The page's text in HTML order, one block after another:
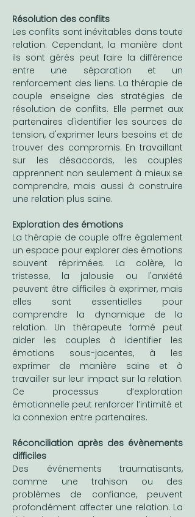
Résolution des conflits
Les conflits sont inévitables dans toute
relation. Cependant, la manière dont
ils sont gérés peut faire la différence
entre une séparation et un
renforcement des liens. La thérapie de
couple enseigne des stratégies de
résolution de conflits. Elle permet aux
partenaires d'identifier les sources de
tension, d'exprimer leurs besoins et de
trouver des compromis. En travaillant
sur les désaccords, les couples
apprennent non seulement à mieux se
comprendre, mais aussi à construire
une relation plus saine.
Exploration des émotions
La thérapie de couple offre également
un espace pour explorer des émotions
souvent réprimées. La colère, la
tristesse, la jalousie ou l'anxiété
peuvent être difficiles à exprimer, mais
elles sont essentielles pour
comprendre la dynamique de la
relation. Un thérapeute formé peut
aider les couples à identifier les
émotions sous-jacentes, à les
exprimer de manière saine et à
travailler sur leur impact sur la relation.
Ce processus d’exploration
émotionnelle peut renforcer l’intimité et
la connexion entre partenaires.
Réconciliation après des évènements
difficiles
Des événements traumatisants,
comme une trahison ou des
problèmes de confiance, peuvent
profondément affecter une relation. La